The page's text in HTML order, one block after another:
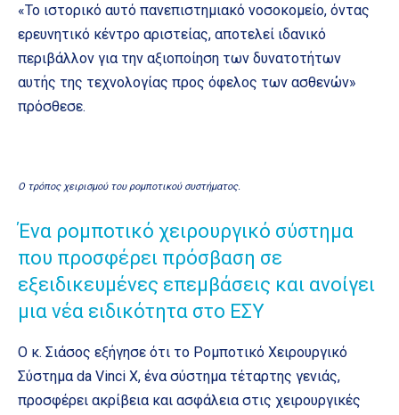
«Το ιστορικό αυτό πανεπιστημιακό νοσοκομείο, όντας
ερευνητικό κέντρο αριστείας, αποτελεί ιδανικό
περιβάλλον για την αξιοποίηση των δυνατοτήτων
αυτής της τεχνολογίας προς όφελος των ασθενών»
πρόσθεσε.
Ο τρόπος χειρισμού του ρομποτικού συστήματος.
Ένα ρομποτικό χειρουργικό σύστημα
που προσφέρει πρόσβαση σε
εξειδικευμένες επεμβάσεις και ανοίγει
μια νέα ειδικότητα στο ΕΣΥ
Ο κ. Σιάσος εξήγησε ότι το Ρομποτικό Χειρουργικό
Σύστημα da Vinci X, ένα σύστημα τέταρτης γενιάς,
προσφέρει ακρίβεια και ασφάλεια στις χειρουργικές